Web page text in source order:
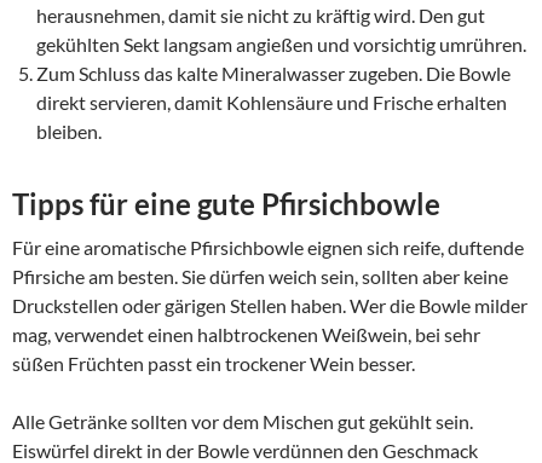
herausnehmen, damit sie nicht zu kräftig wird. Den gut
gekühlten Sekt langsam angießen und vorsichtig umrühren.
Zum Schluss das kalte Mineralwasser zugeben. Die Bowle
direkt servieren, damit Kohlensäure und Frische erhalten
bleiben.
Tipps für eine gute Pfirsichbowle
Für eine aromatische Pfirsichbowle eignen sich reife, duftende
Pfirsiche am besten. Sie dürfen weich sein, sollten aber keine
Druckstellen oder gärigen Stellen haben. Wer die Bowle milder
mag, verwendet einen halbtrockenen Weißwein, bei sehr
süßen Früchten passt ein trockener Wein besser.
Alle Getränke sollten vor dem Mischen gut gekühlt sein.
Eiswürfel direkt in der Bowle verdünnen den Geschmack